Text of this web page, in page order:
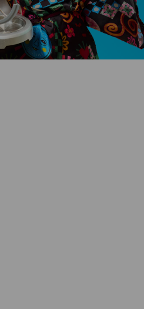
i pohyb a ještě